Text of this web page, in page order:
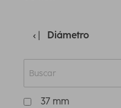
Diámetro
37 mm